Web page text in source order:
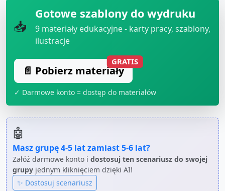
📥
Gotowe szablony do wydruku
9 materiały edukacyjne - karty pracy, szablony,
ilustracje
📄 Pobierz materiały
GRATIS
✓ Darmowe konto = dostęp do materiałów
🤖
Masz grupę4-5 latzamiast5-6 lat?
Załóż darmowe konto i dostosuj ten scenariusz do swojej
grupy jednym kliknięciem dzięki AI!
✨ Dostosuj scenariusz